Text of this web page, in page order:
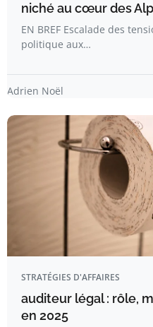
niché au cœur des
EN BREF Escalade des
politique aux…
Adrien Noël
STRATÉGIES D'AFFAIRES
auditeur légal : rôle,
en 2025